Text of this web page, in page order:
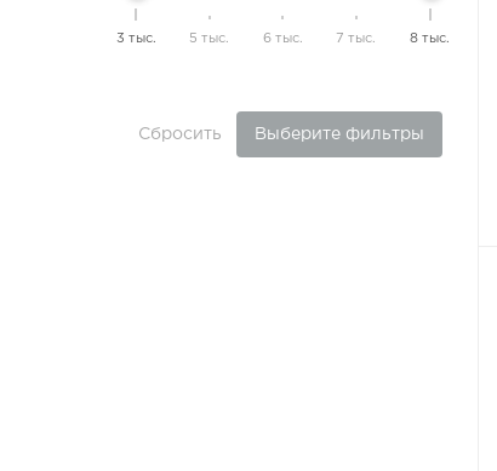
3 тыс. 5 тыс. 6 тыс. 7 тыс. 8 тыс.
Сбросить Выберите фильтры